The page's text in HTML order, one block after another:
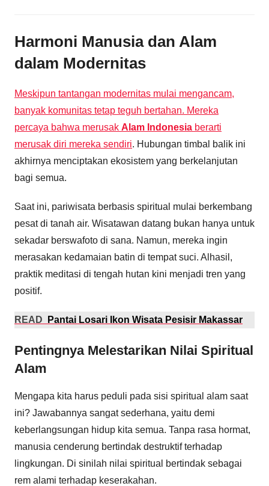
Harmoni Manusia dan Alam
dalam Modernitas
Meskipun tantangan modernitas mulai mengancam,
banyak komunitas tetap teguh bertahan. Mereka
percaya bahwa merusak Alam Indonesia berarti
merusak diri mereka sendiri. Hubungan timbal balik ini
akhirnya menciptakan ekosistem yang berkelanjutan
bagi semua.
Saat ini, pariwisata berbasis spiritual mulai berkembang
pesat di tanah air. Wisatawan datang bukan hanya untuk
sekadar berswafoto di sana. Namun, mereka ingin
merasakan kedamaian batin di tempat suci. Alhasil,
praktik meditasi di tengah hutan kini menjadi tren yang
positif.
READ Pantai Losari Ikon Wisata Pesisir Makassar
Pentingnya Melestarikan Nilai Spiritual
Alam
Mengapa kita harus peduli pada sisi spiritual alam saat
ini? Jawabannya sangat sederhana, yaitu demi
keberlangsungan hidup kita semua. Tanpa rasa hormat,
manusia cenderung bertindak destruktif terhadap
lingkungan. Di sinilah nilai spiritual bertindak sebagai
rem alami terhadap keserakahan.